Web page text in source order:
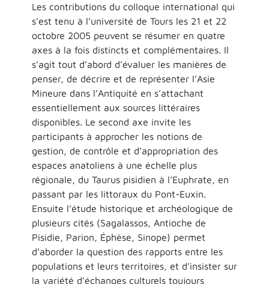
Les contributions du colloque international qui
s’est tenu à l’université de Tours les 21 et 22
octobre 2005 peuvent se résumer en quatre
axes à la fois distincts et complémentaires. Il
s’agit tout d’abord d’évaluer les manières de
penser, de décrire et de représenter l’Asie
Mineure dans l’Antiquité en s’attachant
essentiellement aux sources littéraires
disponibles. Le second axe invite les
participants à approcher les notions de
gestion, de contrôle et d’appropriation des
espaces anatoliens à une échelle plus
régionale, du Taurus pisidien à l’Euphrate, en
passant par les littoraux du Pont-Euxin.
Ensuite l’étude historique et archéologique de
plusieurs cités (Sagalassos, Antioche de
Pisidie, Parion, Éphèse, Sinope) permet
d’aborder la question des rapports entre les
populations et leurs territoires, et d’insister sur
la variété d’échanges culturels toujours